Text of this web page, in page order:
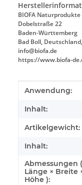
BIOFA Naturprodukte
Dobelstraße 22
Baden-Württemberg
Bad Boll,
info@biofa.de
https://www.biofa-
Wert
Anwendung:
Inhalt:
Artikelgewicht:
Inhalt:
Abmessungen (
Länge × Breite
Höhe ):